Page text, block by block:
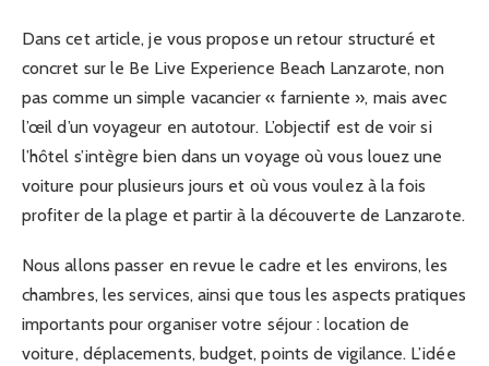
Dans cet article, je vous propose un retour structuré et
concret sur le Be Live Experience Beach Lanzarote, non
pas comme un simple vacancier « farniente », mais avec
l’œil d’un voyageur en autotour. L’objectif est de voir si
l’hôtel s’intègre bien dans un voyage où vous louez une
voiture pour plusieurs jours et où vous voulez à la fois
profiter de la plage et partir à la découverte de Lanzarote.
Nous allons passer en revue le cadre et les environs, les
chambres, les services, ainsi que tous les aspects pratiques
importants pour organiser votre séjour : location de
voiture, déplacements, budget, points de vigilance. L’idée